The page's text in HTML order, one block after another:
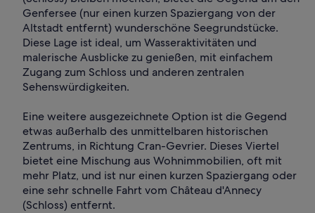
Genfersee (nur einen kurzen Spaziergang von der
Altstadt entfernt) wunderschöne Seegrundstücke.
Diese Lage ist ideal, um Wasseraktivitäten und
malerische Ausblicke zu genießen, mit einfachem
Zugang zum Schloss und anderen zentralen
Sehenswürdigkeiten.
Eine weitere ausgezeichnete Option ist die Gegend
etwas außerhalb des unmittelbaren historischen
Zentrums, in Richtung Cran-Gevrier. Dieses Viertel
bietet eine Mischung aus Wohnimmobilien, oft mit
mehr Platz, und ist nur einen kurzen Spaziergang oder
eine sehr schnelle Fahrt vom Château d'Annecy
(Schloss) entfernt.